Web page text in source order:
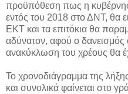
προϋπόθεση πως η
εντός του 2018 στο ΔΝΤ, θα
ΕΚΤ και τα επιτόκια θα
αδύνατον, αφού ο δανεισμός
ανακύκλωση του χρέους θα
Το χρονοδιάγραμμα της
και συνολικά φαίνεται στο